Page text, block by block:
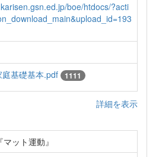
boe/htdocs/?acti
庭基礎基本.pdf 1111
詳細を表示
ット運動』